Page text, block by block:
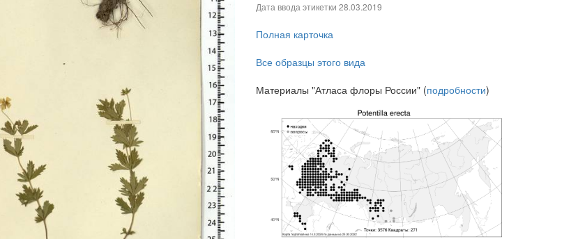
Дата ввода этикетки 28.03.2019
Полная карточка
Все образцы этого вида
Материалы "Атласа флоры России" (подробности)